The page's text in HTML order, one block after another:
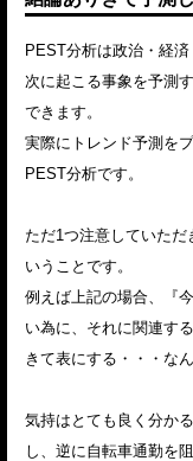
PEST分析は政治・経
次に起こる事象を予測
できます。
実際にトレンド予測を
PEST分析です。
ただ1つ注意していただ
いうことです。
例えば上記の場合、『
い為に、それに関連す
きて表にする・・・な
気持はとても良く分か
し、逆に自転車通勤を